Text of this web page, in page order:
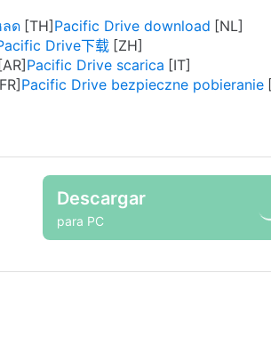
ลด
Pacific Drive download
Drive下载
Pacific Drive scarica
Pacific Drive bezpieczne pobieranie
Descargar
para PC